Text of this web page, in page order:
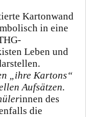
Kartonwand
in eine
Leben und
„ihre Kartons“
Aufsätzen.
innen des
die